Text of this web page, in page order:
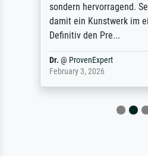
sondern hervorragend.
damit ein Kunstwerk im
Definitiv den Pre...
Dr. @ ProvenExpert
February 3, 2026